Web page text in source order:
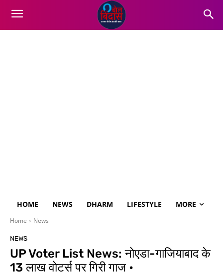
HOME NEWS DHARM LIFESTYLE MORE
Home News
NEWS
UP Voter List News: नोएडा-गाजियाबाद के
13 लाख वोटर्स पर गिरी गाज •